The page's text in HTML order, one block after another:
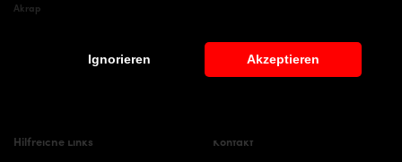
Ignorieren Akzeptieren
Akrapovič Abgasanlagen
Porsche Tuning
Hilfreiche Links Kontakt